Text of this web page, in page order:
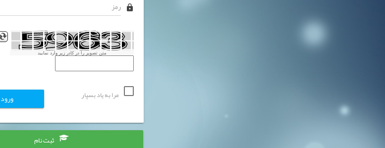
رمز
متن تصویر را در کادر زیر وارد نمایید
مرا به یاد بسپار
ثبت نام